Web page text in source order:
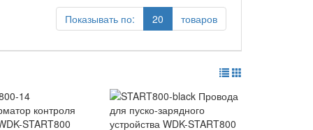
Показывать по: 20 товаров